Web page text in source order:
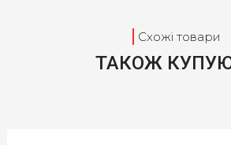
Схожі товари
ТАКОЖ